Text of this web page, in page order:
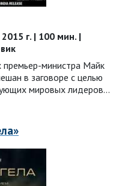
г. | 100 мин. |
министра Майк
в заговоре с целью
мировых лидеров…